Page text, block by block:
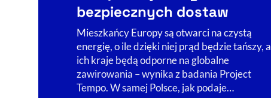
bezpiecznych dostaw
Mieszkańcy Europy są otwarci na czystą
energię, o ile dzięki niej prąd będzie tańszy, a
ich kraje będą odporne na globalne
zawirowania – wynika z badania Project
Tempo. W samej Polsce, jak podaje…